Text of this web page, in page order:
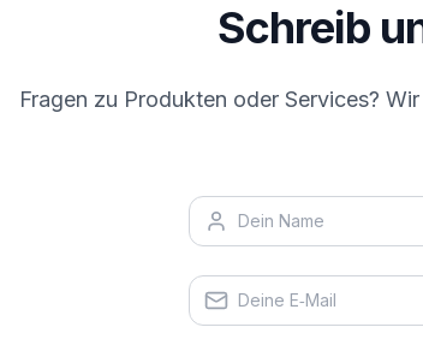
Schreib
Fragen zu Produkten oder Services?